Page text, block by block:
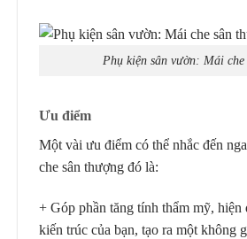
Phụ kiện sân vườn: Mái
Ưu điểm
Một vài ưu điểm có thể nhắc đến
che sân thượng đó là:
+ Góp phần tăng tính thẩm mỹ, hiện
kiến trúc của bạn, tạo ra một không